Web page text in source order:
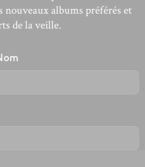
nouveaux albums préférés et
de la veille.